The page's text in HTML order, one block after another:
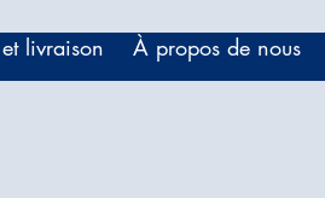
livraison À propos de nous